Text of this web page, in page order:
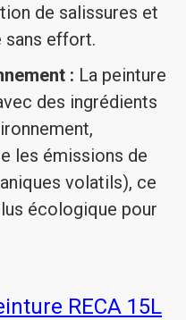
de salissures et
sans effort.
: La peinture
des ingrédients
les émissions de
volatils), ce
écologique pour
RECA 15L